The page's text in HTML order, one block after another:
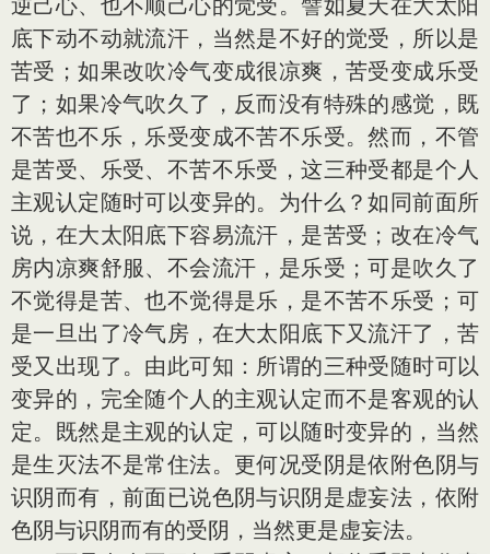
逆己心、也不顺己心的觉受。譬如夏天在大太阳
底下动不动就流汗，当然是不好的觉受，所以是
苦受；如果改吹冷气变成很凉爽，苦受变成乐受
了；如果冷气吹久了，反而没有特殊的感觉，既
不苦也不乐，乐受变成不苦不乐受。然而，不管
是苦受、乐受、不苦不乐受，这三种受都是个人
主观认定随时可以变异的。为什么？如同前面所
说，在大太阳底下容易流汗，是苦受；改在冷气
房内凉爽舒服、不会流汗，是乐受；可是吹久了
不觉得是苦、也不觉得是乐，是不苦不乐受；可
是一旦出了冷气房，在大太阳底下又流汗了，苦
受又出现了。由此可知：所谓的三种受随时可以
变异的，完全随个人的主观认定而不是客观的认
定。既然是主观的认定，可以随时变异的，当然
是生灭法不是常住法。更何况受阴是依附色阴与
识阴而有，前面已说色阴与识阴是虚妄法，依附
色阴与识阴而有的受阴，当然更是虚妄法。